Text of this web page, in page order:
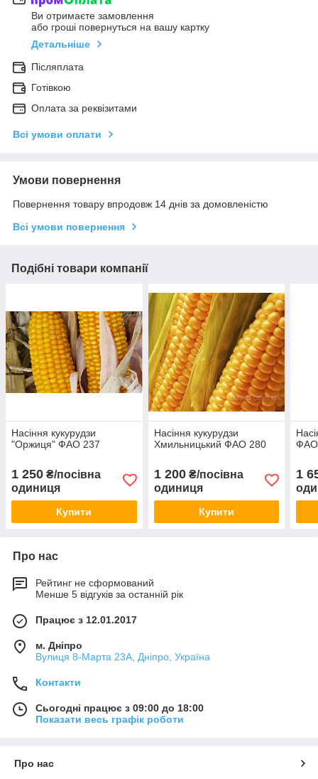
Ви отримаєте замовлення
або гроші повернуться на вашу картку
Детальніше
Післяплата
Готівкою
Оплата за реквізитами
Всі умови оплати
Умови повернення
Повернення товару впродовж 14 днів за домовленістю
Всі умови повернення
Подібні товари компанії
Насіння кукурудзи
"Оржиця" ФАО 237
1 250 ₴/посівна
одиниця
Купити
Насіння кукурудзи
Хмильницький ФАО 280
1 200₴/посівна
одиниця
Купити
ФАО
1
Про нас
Рейтинг не сформований
Менше 5 відгуків за останній рік
Працює з 12.01.2017
м. Дніпро
Вулиця 8-Марта 23А, Дніпро, Україна
Контакти
Сьогодні працює з 09:00 до 18:00
Показати весь графік роботи
Про нас